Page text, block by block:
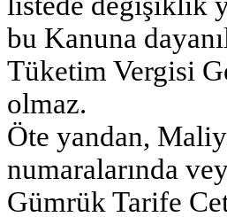
bu Kanuna
Tüketim Vergisi
olmaz.
Öte yandan,
numaralarında
Gümrük Tarife